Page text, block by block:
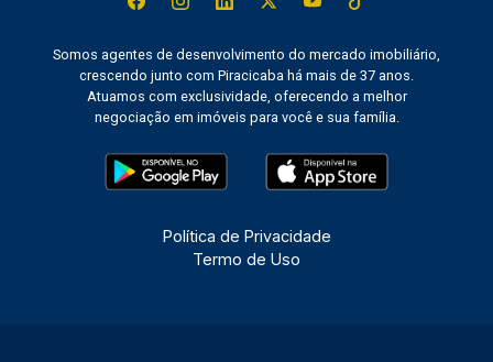
Somos agentes de desenvolvimento do mercado imobiliário,
crescendo junto com Piracicaba há mais de 37 anos.
Atuamos com exclusividade, oferecendo a melhor
negociação em imóveis para você e sua família.
Política de Privacidade
Termo de Uso